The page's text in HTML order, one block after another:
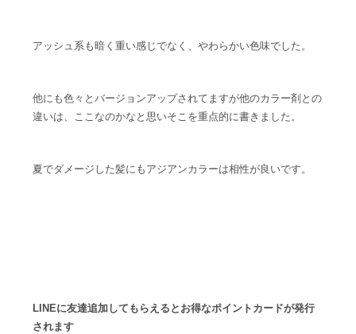
アッシュ系も暗く重い感じでなく、やわらかい色味でした。
他にも色々とバージョンアップされてますが他のカラー剤との
違いは、ここなのかなと思いそこを重点的に書きました。
夏でダメージした髪にもアジアンカラーは相性が良いです。
LINEに友達追加してもらえるとお得なポイントカードが発行
されます